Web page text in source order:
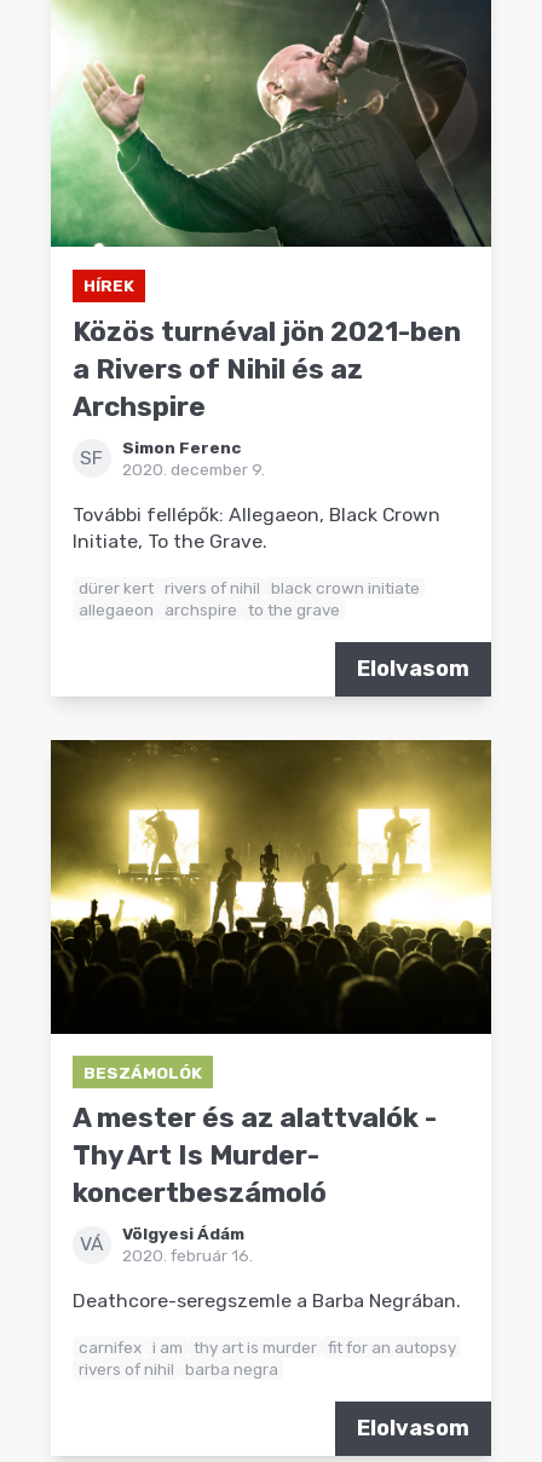
HÍREK
Közös turnéval jön 2021-ben
a Rivers of Nihil és az
Archspire
SF
Simon Ferenc
2020. december 9.
További fellépők: Allegaeon, Black Crown
Initiate, To the Grave.
dürer kert rivers of nihil
black crown initiate
allegaeon
archspire to the grave
Elolvasom
BESZÁMOLÓK
A mester és az alattvalók -
Thy Art Is Murder-
koncertbeszámoló
VÁ
Völgyesi Ádám
2020. február 16.
Deathcore-seregszemle a Barba Negrában.
carnifex i am thy art is murder fit for an autopsy
rivers of nihil
barba negra
Elolvasom